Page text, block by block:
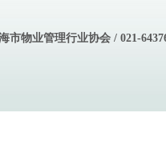
市物业管理行业协会 / 021-